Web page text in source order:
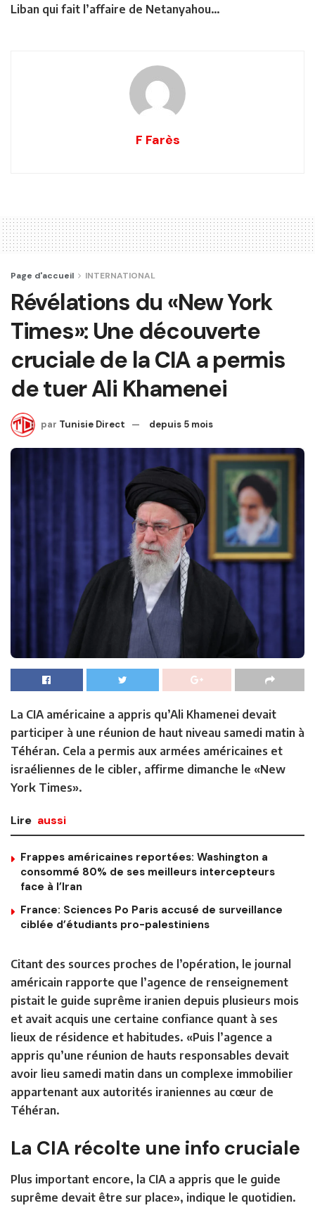
Liban qui fait l’affaire de Netanyahou…
F Farès
Page d'accueil INTERNATIONAL
Révélations du «New York
Times»: Une découverte
cruciale de la CIA a permis
de tuer Ali Khamenei
par Tunisie Direct depuis 5 mois
La CIA américaine a appris qu’Ali Khamenei devait
participer à une réunion de haut niveau samedi matin à
Téhéran. Cela a permis aux armées américaines et
israéliennes de le cibler, affirme dimanche le «New
York Times».
Lire aussi
Frappes américaines reportées: Washington a
consommé 80% de ses meilleurs intercepteurs
face à l’Iran
France: Sciences Po Paris accusé de surveillance
ciblée d’étudiants pro-palestiniens
Citant des sources proches de l’opération, le journal
américain rapporte que l’agence de renseignement
pistait le guide suprême iranien depuis plusieurs mois
et avait acquis une certaine confiance quant à ses
lieux de résidence et habitudes. «Puis l’agence a
appris qu’une réunion de hauts responsables devait
avoir lieu samedi matin dans un complexe immobilier
appartenant aux autorités iraniennes au cœur de
Téhéran.
La CIA récolte une info cruciale
Plus important encore, la CIA a appris que le guide
suprême devait être sur place», indique le quotidien.